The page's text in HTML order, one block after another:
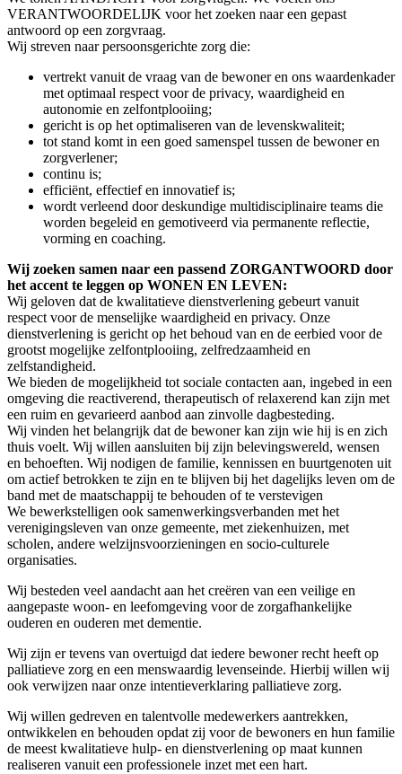
VERANTWOORDELIJK voor het zoeken naar een gepast
antwoord op een zorgvraag.
Wij streven naar persoonsgerichte zorg die:
vertrekt vanuit de vraag van de bewoner en ons waardenkader
met optimaal respect voor de privacy, waardigheid en
autonomie en zelfontplooiing;
gericht is op het optimaliseren van de levenskwaliteit;
tot stand komt in een goed samenspel tussen de bewoner en
zorgverlener;
continu is;
efficiënt, effectief en innovatief is;
wordt verleend door deskundige multidisciplinaire teams die
worden begeleid en gemotiveerd via permanente reflectie,
vorming en coaching.
Wij zoeken samen naar een passend ZORGANTWOORD door
het accent te leggen op WONEN EN LEVEN:
Wij geloven dat de kwalitatieve dienstverlening gebeurt vanuit
respect voor de menselijke waardigheid en privacy. Onze
dienstverlening is gericht op het behoud van en de eerbied voor de
grootst mogelijke zelfontplooiing, zelfredzaamheid en
zelfstandigheid.
We bieden de mogelijkheid tot sociale contacten aan, ingebed in een
omgeving die reactiverend, therapeutisch of relaxerend kan zijn met
een ruim en gevarieerd aanbod aan zinvolle dagbesteding.
Wij vinden het belangrijk dat de bewoner kan zijn wie hij is en zich
thuis voelt. Wij willen aansluiten bij zijn belevingswereld, wensen
en behoeften. Wij nodigen de familie, kennissen en buurtgenoten uit
om actief betrokken te zijn en te blijven bij het dagelijks leven om de
band met de maatschappij te behouden of te verstevigen
We bewerkstelligen ook samenwerkingsverbanden met het
verenigingsleven van onze gemeente, met ziekenhuizen, met
scholen, andere welzijnsvoorzieningen en socio-culturele
organisaties.
Wij besteden veel aandacht aan het creëren van een veilige en
aangepaste woon- en leefomgeving voor de zorgafhankelijke
ouderen en ouderen met dementie.
Wij zijn er tevens van overtuigd dat iedere bewoner recht heeft op
palliatieve zorg en een menswaardig levenseinde. Hierbij willen wij
ook verwijzen naar onze intentieverklaring palliatieve zorg.
Wij willen gedreven en talentvolle medewerkers aantrekken,
ontwikkelen en behouden opdat zij voor de bewoners en hun familie
de meest kwalitatieve hulp- en dienstverlening op maat kunnen
realiseren vanuit een professionele inzet met een hart.